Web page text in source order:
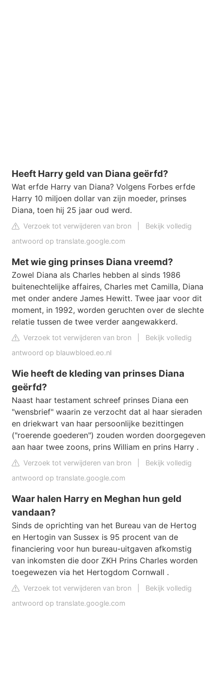
Heeft Harry geld van Diana geërfd?
Wat erfde Harry van Diana? Volgens Forbes erfde
Harry 10 miljoen dollar van zijn moeder, prinses
Diana, toen hij 25 jaar oud werd.
Verzoek tot verwijderen van bron
Bekijk volledig
antwoord op translate.google.com
Met wie ging prinses Diana vreemd?
Zowel Diana als Charles hebben al sinds 1986
buitenechtelijke affaires, Charles met Camilla, Diana
met onder andere James Hewitt. Twee jaar voor dit
moment, in 1992, worden geruchten over de slechte
relatie tussen de twee verder aangewakkerd.
Verzoek tot verwijderen van bron
Bekijk volledig
antwoord op blauwbloed.eo.nl
Wie heeft de kleding van prinses Diana
geërfd?
Naast haar testament schreef prinses Diana een
"wensbrief" waarin ze verzocht dat al haar sieraden
en driekwart van haar persoonlijke bezittingen
("roerende goederen") zouden worden doorgegeven
aan haar twee zoons, prins William en prins Harry .
Verzoek tot verwijderen van bron
Bekijk volledig
antwoord op translate.google.com
Waar halen Harry en Meghan hun geld
vandaan?
Sinds de oprichting van het Bureau van de Hertog
en Hertogin van Sussex is 95 procent van de
financiering voor hun bureau-uitgaven afkomstig
van inkomsten die door ZKH Prins Charles worden
toegewezen via het Hertogdom Cornwall .
Verzoek tot verwijderen van bron
Bekijk volledig
antwoord op translate.google.com